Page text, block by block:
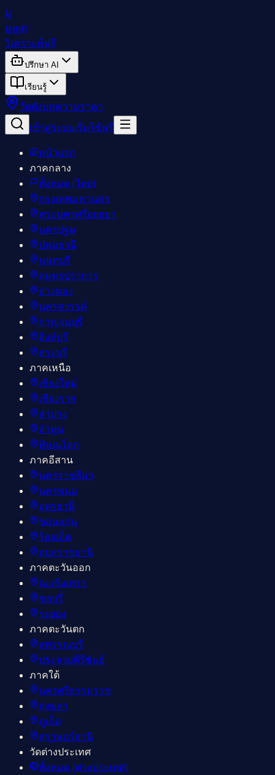
มู
มูลูเต
วิเคราะห์ฟรี
ปรึกษา AI
เรียนรู้
วัดดังบทความราคา
เข้าสู่ระบบเริ่มใช้ฟรี
หน้าแรก
ภาคกลาง
ทั้งหมด (ไทย)
กรุงเทพมหานคร
พระนครศรีอยุธยา
นครปฐม
ปทุมธานี
นนทบุรี
สมุทรปราการ
อ่างทอง
นครสวรรค์
กาญจนบุรี
สิงห์บุรี
สระบุรี
ภาคเหนือ
เชียงใหม่
เชียงราย
ลำปาง
ลำพูน
พิษณุโลก
ภาคอีสาน
นครราชสีมา
นครพนม
อุดรธานี
ขอนแก่น
ร้อยเอ็ด
อุบลราชธานี
ภาคตะวันออก
ฉะเชิงเทรา
ชลบุรี
ระยอง
ภาคตะวันตก
สุพรรณบุรี
ประจวบคีรีขันธ์
ภาคใต้
นครศรีธรรมราช
สงขลา
ภูเก็ต
สุราษฎร์ธานี
วัดต่างประเทศ
ทั้งหมด (ต่างประเทศ)